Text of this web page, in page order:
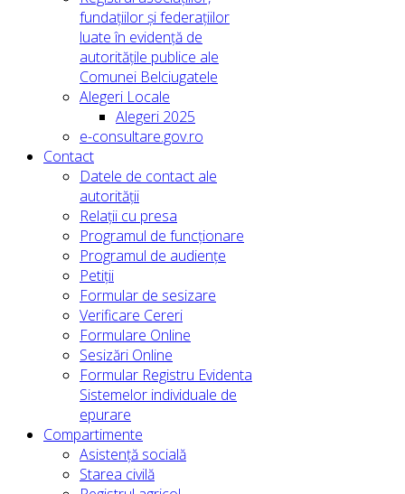
fundațiilor și federațiilor
luate în evidență de
autoritățile publice ale
Comunei Belciugatele
Alegeri Locale
Alegeri 2025
e-consultare.gov.ro
Contact
Datele de contact ale
autorității
Relații cu presa
Programul de funcționare
Programul de audiențe
Petiții
Formular de sesizare
Verificare Cereri
Formulare Online
Sesizări Online
Formular Registru Evidenta
Sistemelor individuale de
epurare
Compartimente
Asistență socială
Starea civilă